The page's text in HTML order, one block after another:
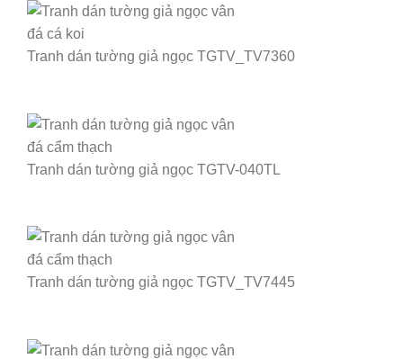
Tranh dán tường giả ngọc TGTV_TV7360
Tranh dán tường giả ngọc TGTV-040TL
Tranh dán tường giả ngọc TGTV_TV7445